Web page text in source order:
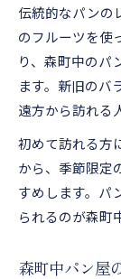
伝統的なパンの
のフルーツを使
り、森町中のパ
ます。新旧のバ
遠方から訪れる
初めて訪れる方
から、季節限定
すめします。パ
られるのが森町
森町中パン屋